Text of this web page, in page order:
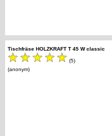
Tischfräse HOLZKRAFT T 45 W classic
(5)
(anonym)